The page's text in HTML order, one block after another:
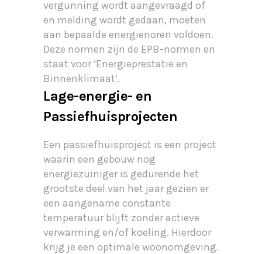
vergunning wordt aangevraagd of
en melding wordt gedaan, moeten
aan bepaalde energienoren voldoen.
Deze normen zijn de EPB-normen en
staat voor ‘Energieprestatie en
Binnenklimaat’.
Lage-energie- en
Passiefhuisprojecten
Een passiefhuisproject is een project
waarin een gebouw nog
energiezuiniger is gedurende het
grootste deel van het jaar gezien er
een aangename constante
temperatuur blijft zonder actieve
verwarming en/of koeling. Hierdoor
krijg je een optimale woonomgeving.